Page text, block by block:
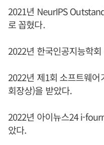
2021년 NeurIPS
로 꼽혔다.
2022년 한국인공지능학
2022년 제1회 소프트웨
회장상)을 받았다.
2022년 아이뉴스24 i-
았다.